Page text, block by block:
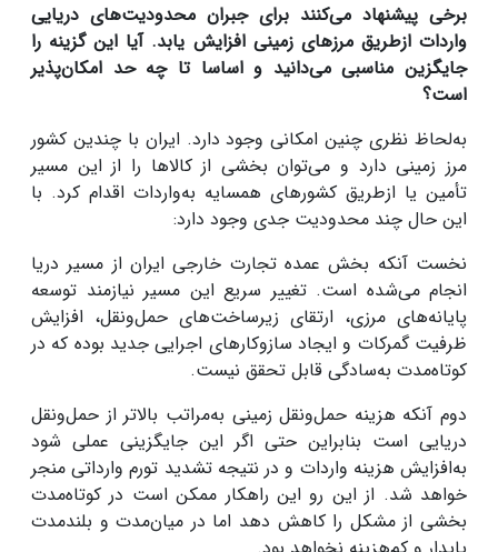
برخی پیشنهاد می‌کنند برای جبران محدودیت‌های دریایی
واردات ازطریق مرزهای زمینی افزایش یابد. آیا این گزینه را
جایگزین مناسبی می‌دانید و اساسا تا چه حد امکان‌پذیر
است؟
به‌لحاظ نظری چنین امکانی وجود دارد. ایران با چندین کشور
مرز زمینی دارد و می‌توان بخشی از کالاها را از این مسیر
تأمین یا ازطریق کشورهای همسایه به‌واردات اقدام کرد. با
این حال چند محدودیت جدی وجود دارد:
نخست آنکه بخش عمده تجارت خارجی ایران از مسیر دریا
انجام می‌شده است. تغییر سریع این مسیر نیازمند توسعه
پایانه‌های مرزی، ارتقای زیرساخت‌های حمل‌ونقل، افزایش
ظرفیت گمرکات و ایجاد سازوکارهای اجرایی جدید بوده که در
کوتاه‌مدت به‌سادگی قابل تحقق نیست.
دوم آنکه هزینه حمل‌ونقل زمینی به‌مراتب بالاتر از حمل‌ونقل
دریایی است بنابراین حتی اگر این جایگزینی عملی شود
به‌افزایش هزینه واردات و در نتیجه تشدید تورم وارداتی منجر
خواهد شد. از این رو این راهکار ممکن است در کوتاه‌مدت
بخشی از مشکل را کاهش دهد اما در میان‌مدت و بلندمدت